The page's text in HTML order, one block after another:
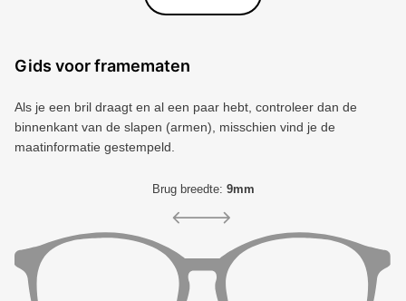
Artikelnummer
3000356
Gids voor framematen
Als je een bril draagt ​​en al een paar hebt, controleer dan de
binnenkant van de slapen (armen), misschien vind je de
maatinformatie gestempeld.
Brug breedte: 9mm